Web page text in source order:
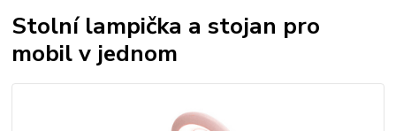
Stolní lampička a stojan pro
mobil v jednom